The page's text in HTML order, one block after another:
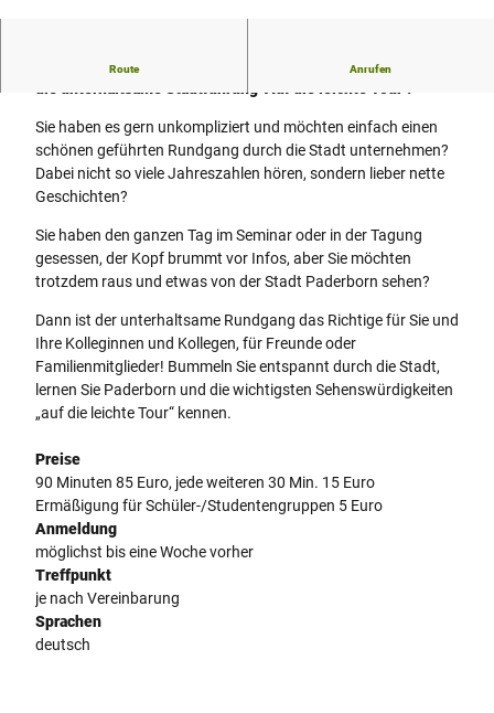
Route Anrufen
Die "leichte" Variante unseres klassischen Stadtrundgangs:
Sie haben es gern unkompliziert und möchten einfach einen
schönen geführten Rundgang durch die Stadt unternehmen?
Dabei nicht so viele Jahreszahlen hören, sondern lieber nette
Geschichten?
Sie haben den ganzen Tag im Seminar oder in der Tagung
gesessen, der Kopf brummt vor Infos, aber Sie möchten
trotzdem raus und etwas von der Stadt Paderborn sehen?
Dann ist der unterhaltsame Rundgang das Richtige für Sie und
Ihre Kolleginnen und Kollegen, für Freunde oder
Familienmitglieder! Bummeln Sie entspannt durch die Stadt,
lernen Sie Paderborn und die wichtigsten Sehenswürdigkeiten
„auf die leichte Tour“ kennen.
Preise
90 Minuten 85 Euro, jede weiteren 30 Min. 15 Euro
Ermäßigung für Schüler-/Studentengruppen 5 Euro
Anmeldung
möglichst bis eine Woche vorher
Treffpunkt
je nach Vereinbarung
Sprachen
deutsch